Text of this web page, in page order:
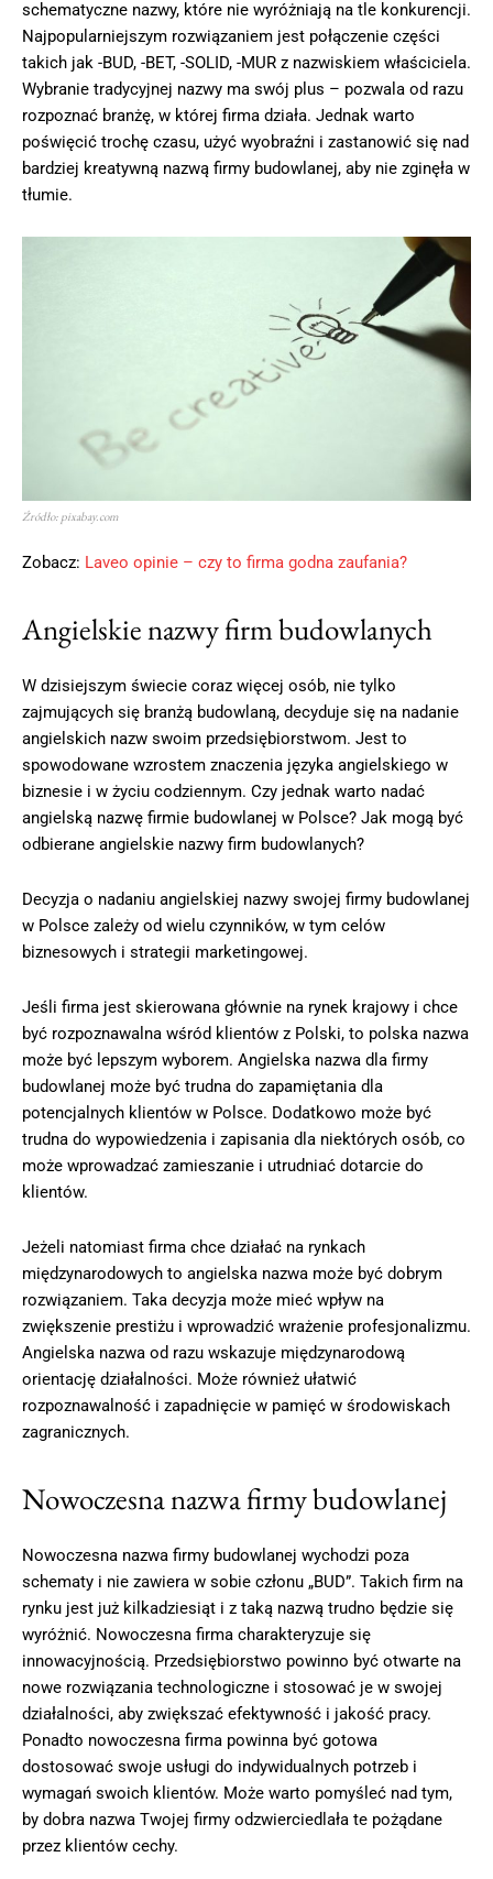
schematyczne nazwy, które nie wyróżniają na tle konkurencji.
Najpopularniejszym rozwiązaniem jest połączenie części
takich jak -BUD, -BET, -SOLID, -MUR z nazwiskiem właściciela.
Wybranie tradycyjnej nazwy ma swój plus – pozwala od razu
rozpoznać branżę, w której firma działa. Jednak warto
poświęcić trochę czasu, użyć wyobraźni i zastanowić się nad
bardziej kreatywną nazwą firmy budowlanej, aby nie zginęła w
tłumie.
Źródło: pixabay.com
Zobacz: Laveo opinie – czy to firma godna zaufania?
Angielskie nazwy firm budowlanych
W dzisiejszym świecie coraz więcej osób, nie tylko
zajmujących się branżą budowlaną, decyduje się na nadanie
angielskich nazw swoim przedsiębiorstwom. Jest to
spowodowane wzrostem znaczenia języka angielskiego w
biznesie i w życiu codziennym. Czy jednak warto nadać
angielską nazwę firmie budowlanej w Polsce? Jak mogą być
odbierane angielskie nazwy firm budowlanych?
Decyzja o nadaniu angielskiej nazwy swojej firmy budowlanej
w Polsce zależy od wielu czynników, w tym celów
biznesowych i strategii marketingowej.
Jeśli firma jest skierowana głównie na rynek krajowy i chce
być rozpoznawalna wśród klientów z Polski, to polska nazwa
może być lepszym wyborem. Angielska nazwa dla firmy
budowlanej może być trudna do zapamiętania dla
potencjalnych klientów w Polsce. Dodatkowo może być
trudna do wypowiedzenia i zapisania dla niektórych osób, co
może wprowadzać zamieszanie i utrudniać dotarcie do
klientów.
Jeżeli natomiast firma chce działać na rynkach
międzynarodowych to angielska nazwa może być dobrym
rozwiązaniem. Taka decyzja może mieć wpływ na
zwiększenie prestiżu i wprowadzić wrażenie profesjonalizmu.
Angielska nazwa od razu wskazuje międzynarodową
orientację działalności. Może również ułatwić
rozpoznawalność i zapadnięcie w pamięć w środowiskach
zagranicznych.
Nowoczesna nazwa firmy budowlanej
Nowoczesna nazwa firmy budowlanej wychodzi poza
schematy i nie zawiera w sobie członu „BUD”. Takich firm na
rynku jest już kilkadziesiąt i z taką nazwą trudno będzie się
wyróżnić. Nowoczesna firma charakteryzuje się
innowacyjnością. Przedsiębiorstwo powinno być otwarte na
nowe rozwiązania technologiczne i stosować je w swojej
działalności, aby zwiększać efektywność i jakość pracy.
Ponadto nowoczesna firma powinna być gotowa
dostosować swoje usługi do indywidualnych potrzeb i
wymagań swoich klientów. Może warto pomyśleć nad tym,
by dobra nazwa Twojej firmy odzwierciedlała te pożądane
przez klientów cechy.